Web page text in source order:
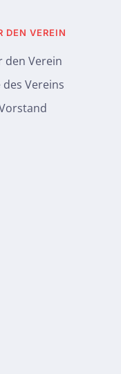
DEN VEREIN
den Verein
des Vereins